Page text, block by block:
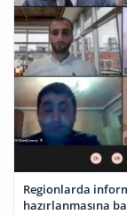
Regionlarda
hazırlanmasına